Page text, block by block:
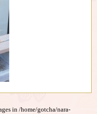
in/home/gotcha/nara-